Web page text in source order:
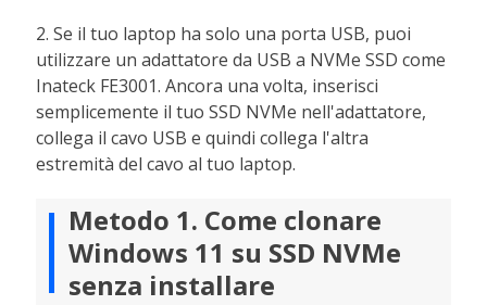
2. Se il tuo laptop ha solo una porta USB, puoi
utilizzare un adattatore da USB a NVMe SSD come
Inateck FE3001. Ancora una volta, inserisci
semplicemente il tuo SSD NVMe nell'adattatore,
collega il cavo USB e quindi collega l'altra
estremità del cavo al tuo laptop.
Metodo 1. Come clonare
Windows 11 su SSD NVMe
senza installare